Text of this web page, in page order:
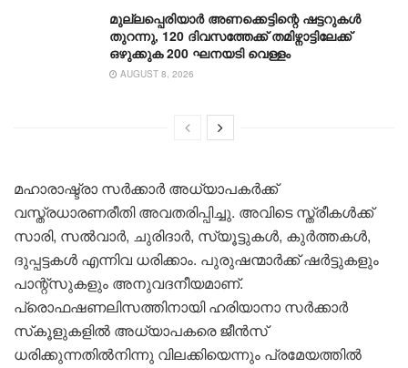
മുല്ലപ്പെരിയാർ അണക്കെട്ടിന്റെ ഷട്ടറുകൾ
തുറന്നു, 120 ദിവസത്തേക്ക് തമിഴ്നാ‌ട്ടിലേക്ക്
ഒഴുക്കുക 200 ഘനയടി വെള്ളം
AUGUST 8, 2026
മഹാരാഷ്ട്രാ സർക്കാർ അധ്യാപകർക്ക്
വസ്ത്രധാരണരീതി അവതരിപ്പിച്ചു. അവിടെ സ്ത്രീകൾക്ക്
സാരി, സൽവാർ, ചുരിദാർ, സ്യൂട്ടുകൾ, കുർത്തകൾ,
ദുപ്പട്ടകൾ എന്നിവ ധരിക്കാം. പുരുഷന്മാർക്ക് ഷർട്ടുകളും
പാന്റ്സുകളും അനുവദനീയമാണ്.
പ്രൊഫഷണലിസത്തിനായി ഹരിയാനാ സർക്കാർ
സ്‌കൂളുകളിൽ അധ്യാപകരെ ജീൻസ്
ധരിക്കുന്നതിൽനിന്നു വിലക്കിയെന്നും പ്രമേയത്തിൽ